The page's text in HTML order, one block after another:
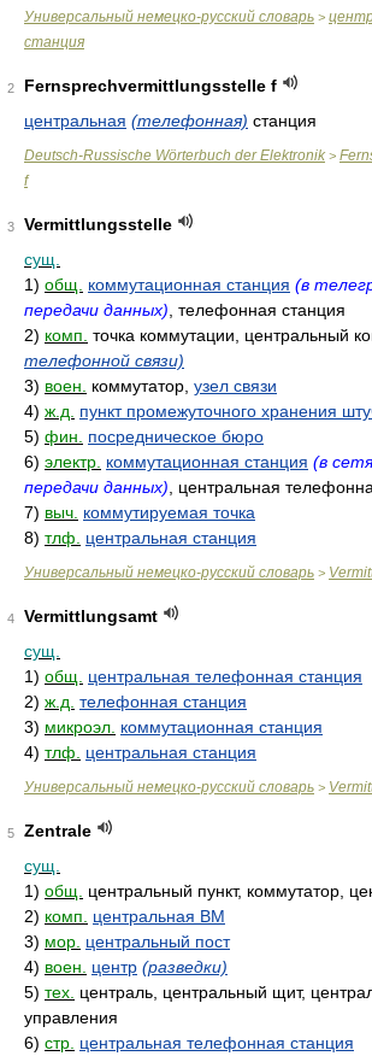
Универсальный немецко-русский словарь >
станция
2
Fernsprechvermittlungsstelle f
центральная (телефонная) станция
Deutsch-Russische Wörterbuch der Elektronik >
f
3
Vermittlungsstelle
сущ.
1) общ. коммутационная станция (в
передачи данных) , телефонная станция
2) комп. точка коммутации, центральный
телефонной связи)
3) воен. коммутатор, узел связи
4) ж.д.
пункт промежуточного хранения
5) фин.
посредническое бюро
6) электр. коммутационная станция (в
передачи данных) , центральная
7) выч. коммутируемая точка
8) тлф. центральная станция
Универсальный немецко-русский словарь >
4
Vermittlungsamt
сущ.
1) общ.
центральная телефонная станция
2) ж.д. телефонная станция
3) микроэл. коммутационная станция
4) тлф. центральная станция
Универсальный немецко-русский словарь >
5
Zentrale
сущ.
1) общ.
центральный пункт, коммутатор,
2) комп.
центральная ВМ
3) мор. центральный пост
4) воен. центр (разведки)
5) тех. централь, центральный щит,
управления
6) стр. центральная телефонная станция